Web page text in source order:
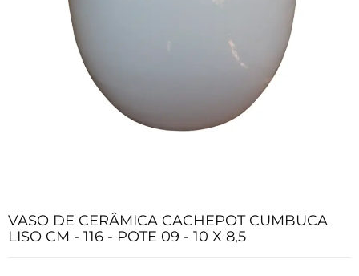
VASO DE CERÂMICA CACHEPOT CUMBUCA
LISO CM - 116 - POTE 09 - 10 X 8,5